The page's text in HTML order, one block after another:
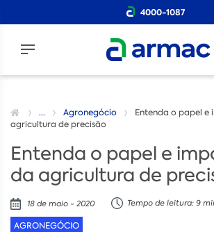
4000-1087
... Agronegócio
Entenda o papel
agricultura de precisão
Entenda o papel e
da agricultura de
18 de maio - 2020 Tempo de leitura: 9
AGRONEGÓCIO